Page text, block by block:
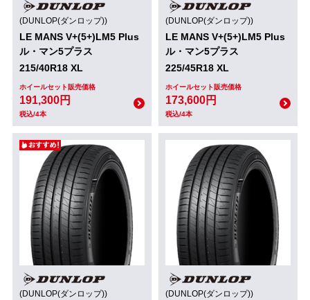
(DUNLOP(ダンロップ))
LE MANS V+(5+)LM5 Plus
ル・マン5プラス
215/40R18 XL
ホイールセット販売価格
191,300円
税込/4本
(DUNLOP(ダンロップ))
LE MANS V+(5+)LM5 Plus
ル・マン5プラス
225/45R18 XL
ホイールセット販売価格
173,600円
税込/4本
(DUNLOP(ダンロップ)) (DUNLOP(ダンロップ))